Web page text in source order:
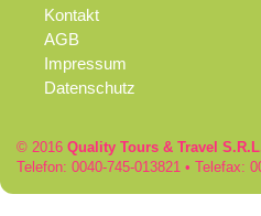
Kontakt
AGB
Impressum
Datenschutz
© 2016 Quality Tours & Travel
Telefon: 0040-745-013821 • Telefax: